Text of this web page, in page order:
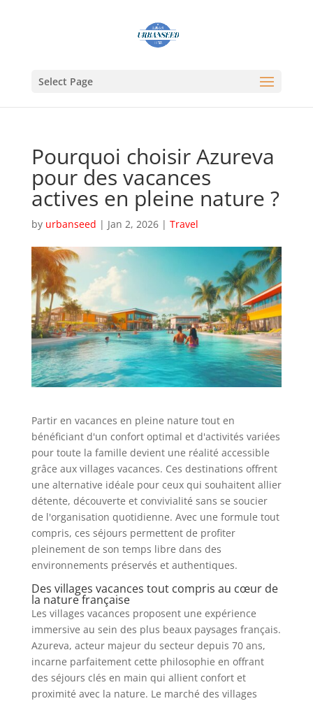
Select Page
Pourquoi choisir Azureva
pour des vacances
actives en pleine nature ?
by urbanseed | Jan 2, 2026| Travel
Partir en vacances en pleine nature tout en
bénéficiant d'un confort optimal et d'activités variées
pour toute la famille devient une réalité accessible
grâce aux villages vacances. Ces destinations offrent
une alternative idéale pour ceux qui souhaitent allier
détente, découverte et convivialité sans se soucier
de l'organisation quotidienne. Avec une formule tout
compris, ces séjours permettent de profiter
pleinement de son temps libre dans des
environnements préservés et authentiques.
Des villages vacances tout compris au cœur de
la nature française
Les villages vacances proposent une expérience
immersive au sein des plus beaux paysages français.
Azureva, acteur majeur du secteur depuis 70 ans,
incarne parfaitement cette philosophie en offrant
des séjours clés en main qui allient confort et
proximité avec la nature. Le marché des villages